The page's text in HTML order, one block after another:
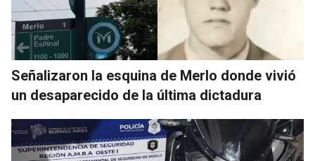
Señalizaron la esquina de Merlo donde vivió
un desaparecido de la última dictadura